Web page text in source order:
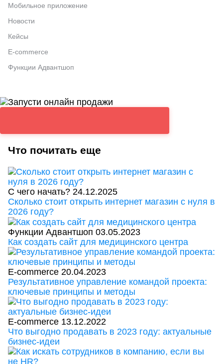
Мобильное приложение
Новости
Кейсы
E-commerce
Функции Адвантшоп
Что почитать еще
С чего начать? 24.12.2025
Сколько стоит открыть интернет магазин с нуля в
2026 году?
Функции Адвантшоп 03.05.2023
Как создать сайт для медицинского центра
E-commerce 20.04.2023
Результативное управление командой проекта:
ключевые принципы и методы
E-commerce 13.12.2022
Что выгодно продавать в 2023 году: актуальные
бизнес-идеи